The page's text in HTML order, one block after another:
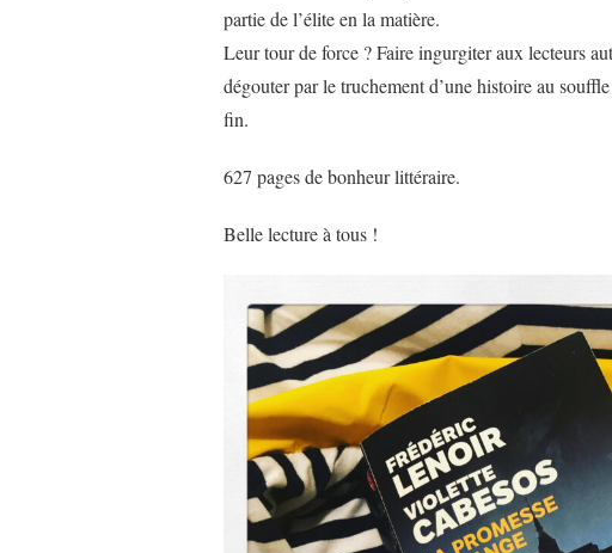
partie de l’élite en la matière.
Leur tour de force ? Faire ingurgiter aux lecteurs
dégouter par le truchement d’une histoire au
fin.
627 pages de bonheur littéraire.
Belle lecture à tous !